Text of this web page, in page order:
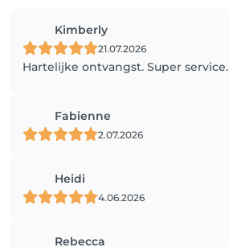
Kimberly
21.07.2026
Hartelijke ontvangst. Super service.
Fabienne
2.07.2026
Heidi
4.06.2026
Rebecca